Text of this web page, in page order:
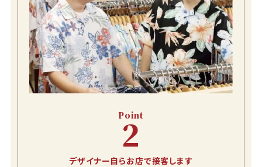
Point
2
デザイナー自らお店で接客します